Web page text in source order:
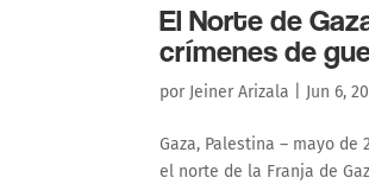
El Norte de
crímenes de
por Jeiner Arizala Jun 6,
Gaza, Palestina – mayo
el norte de la Franja de